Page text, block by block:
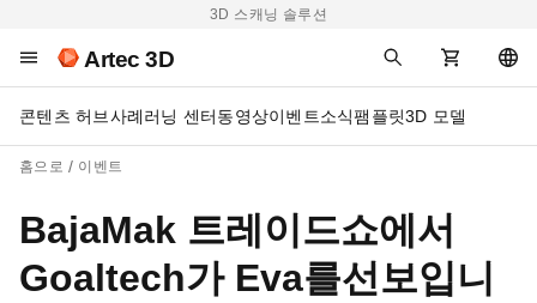
3D 스캐닝 솔루션
Artec 3D
콘텐츠 허브사례러닝 센터동영상이벤트소식팸플릿3D 모델
홈으로 이벤트
BajaMak 트레이드쇼에서
Goaltech가 Eva를선보입니